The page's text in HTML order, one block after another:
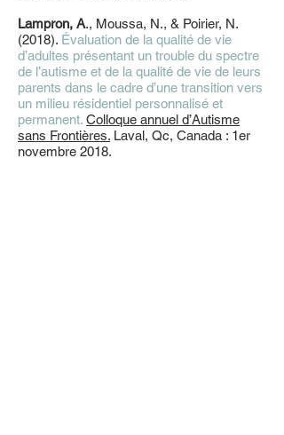
Lampron, A., Moussa, N., & Poirier, N.
(2018). Évaluation de la qualité de vie
d’adultes présentant un trouble du spectre
de l’autisme et de la qualité de vie de leurs
parents dans le cadre d’une transition vers
un milieu résidentiel personnalisé et
permanent. Colloque annuel d’Autisme
sans Frontières. Laval, Qc, Canada : 1er
novembre 2018.